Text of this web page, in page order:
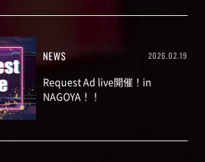
NEWS 2026.02.19
Request Ad live開催！in
NAGOYA！！